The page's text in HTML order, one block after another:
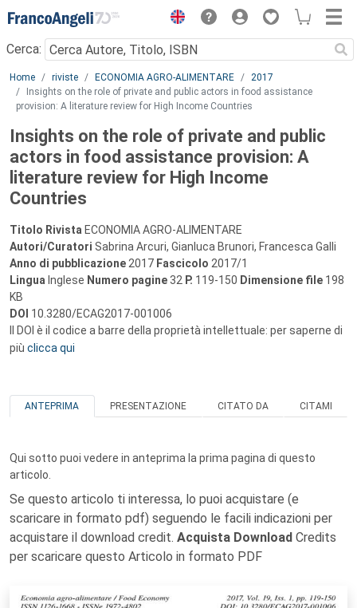
Menu
Cerca:
Main content
Home riviste ECONOMIA AGRO-ALIMENTARE
2017
Insights on the role of private and public actors in food assistance
provision: A literature review for High Income Countries
Insights on the role of private and public
actors in food assistance provision: A
literature review for High Income
Countries
Titolo Rivista ECONOMIA AGRO-ALIMENTARE
Autori/Curatori Sabrina Arcuri, Gianluca Brunori, Francesca Galli
Anno di pubblicazione 2017 Fascicolo 2017/1
Lingua Inglese Numero pagine 32 P. 119-150 Dimensione file 198
KB
DOI 10.3280/ECAG2017-001006
Il DOI è il codice a barre della proprietà intellettuale: per saperne di
più clicca qui
ANTEPRIMA PRESENTAZIONE CITATO DA CITAMI
Qui sotto puoi vedere in anteprima la prima pagina di questo
articolo.
Se questo articolo ti interessa, lo puoi acquistare (e
scaricare in formato pdf) seguendo le facili indicazioni per
acquistare il download credit. Acquista Download Credits
per scaricare questo Articolo in formato PDF